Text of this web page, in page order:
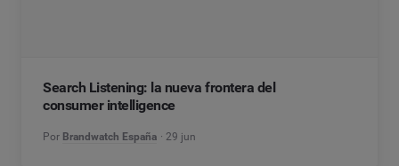
Search Listening: la nueva frontera del
consumer intelligence
Por Brandwatch España 29 jun